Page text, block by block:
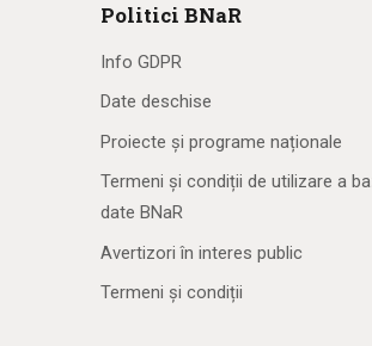
Politici BNaR
Info GDPR
Date deschise
Proiecte și programe naționale
Termeni și condiții de utilizare a
date BNaR
Avertizori în interes public
Termeni și condiții